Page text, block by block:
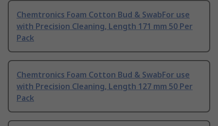
Chemtronics Foam Cotton Bud & SwabFor use
with Precision Cleaning, Length 171 mm 50 Per
Pack
Chemtronics Foam Cotton Bud & SwabFor use
with Precision Cleaning, Length 127 mm 50 Per
Pack